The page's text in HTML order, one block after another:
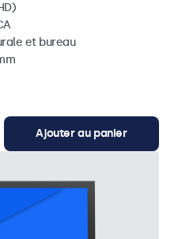
et bureau
Ajouter au panier